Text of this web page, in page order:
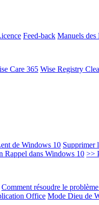
Feed-back Manuels des
Care 365 Wise Registry
de Windows 10 Supprimer
Rappel dans Windows 10 >>
Comment résoudre le
Office Mode Dieu de